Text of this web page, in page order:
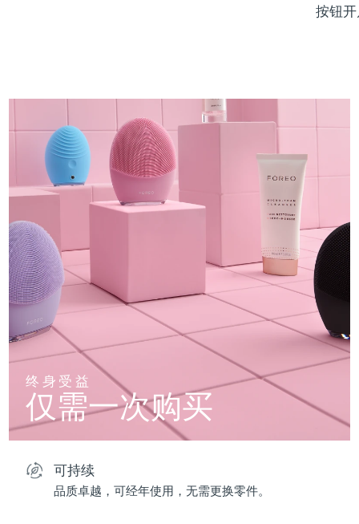
按钮
终身受益
仅需一次购买
可持续
品质卓越，可经年使用，无需更换零件。